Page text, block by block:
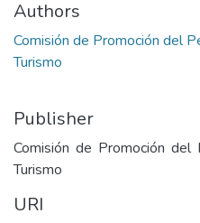
Authors
Comisión de Promoción del
Turismo
Publisher
Comisión de Promoción
Turismo
URI